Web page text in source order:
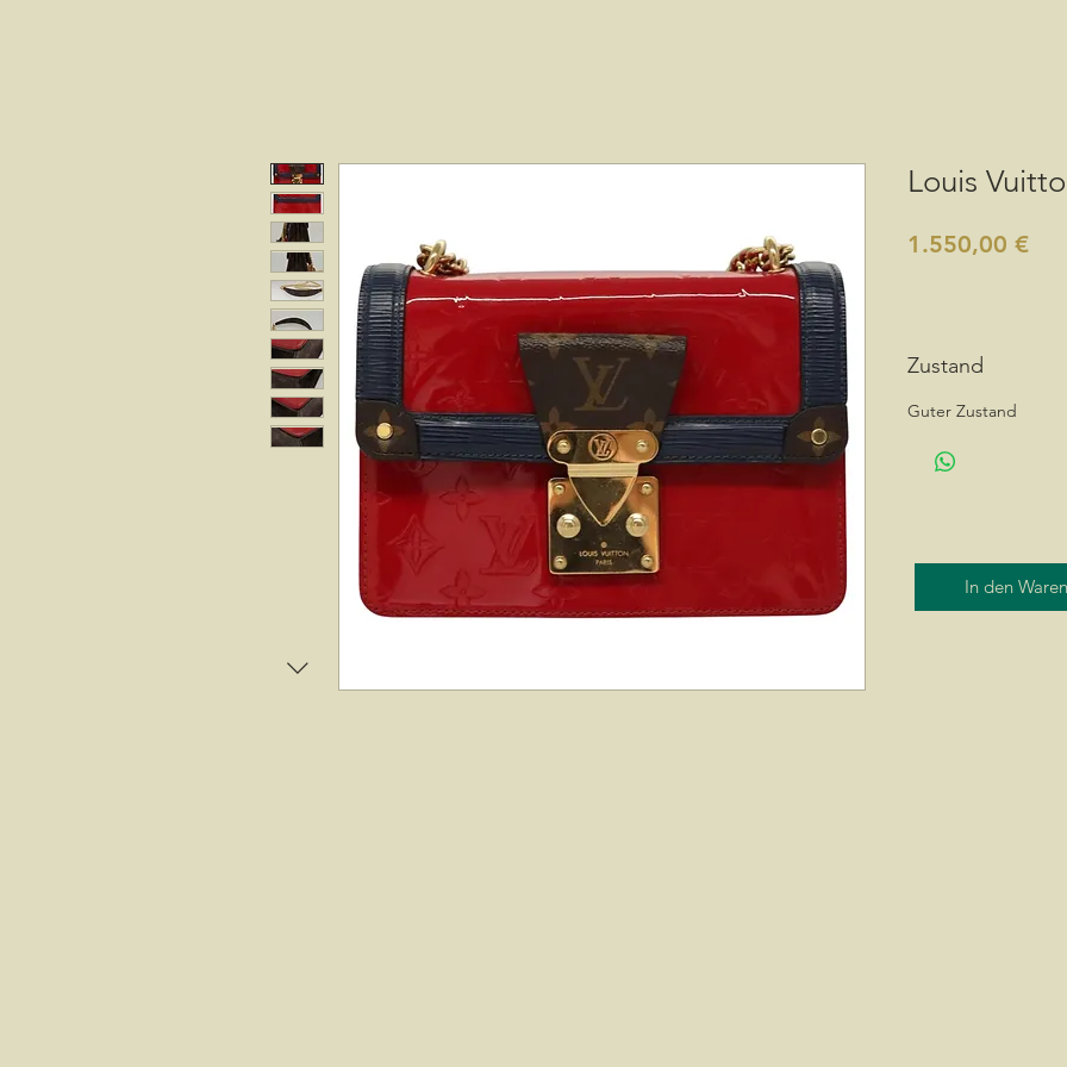
Louis
1.550,00 €Preis
Zustand
Guter Zustand
In den